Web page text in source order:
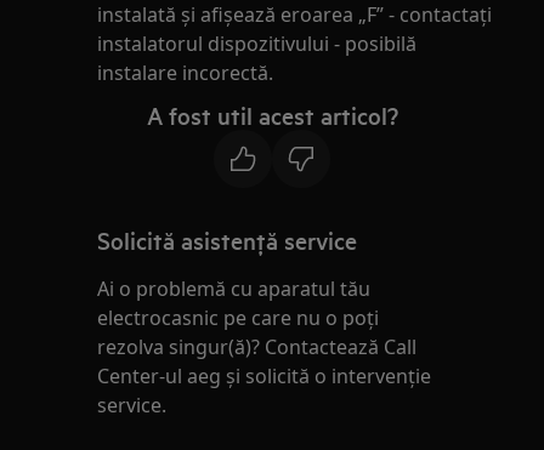
instalată și afișează eroarea „F” - contactați
instalatorul dispozitivului - posibilă
instalare incorectă.
A fost util acest articol?
Solicită asistenţă service
Ai o problemă cu aparatul tău
electrocasnic pe care nu o poţi
rezolva singur(ă)? Contactează Call
Center-ul aeg și solicită o intervenţie
service.